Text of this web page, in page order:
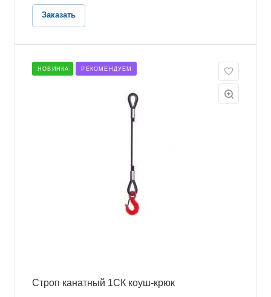
Заказать
НОВИНКА РЕКОМЕНДУЕМ
Строп канатный 1СК коуш-крюк